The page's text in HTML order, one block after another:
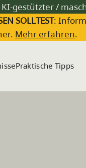
gestützter /
SOLLTEST:
Mehr erfahren.
Praktische Tipps